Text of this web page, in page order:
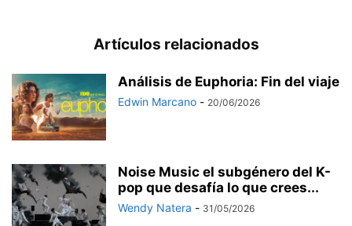
Artículos relacionados
Análisis de Euphoria: Fin del viaje
Edwin Marcano - 20/06/2026
Noise Music el subgénero del K-
pop que desafía lo que crees...
Wendy Natera - 31/05/2026